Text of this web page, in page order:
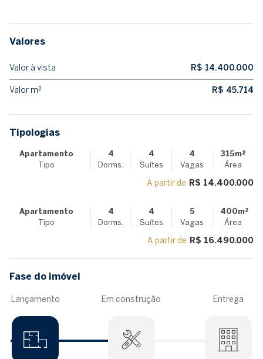
Valores
Valor à vista R$ 14.400.000
Valor m² R$ 45.714
Tipologias
Apartamento
Tipo
4
Dorms.
4
Suítes
4
Vagas
315m²
Área
A partir de R$ 14.400.000
Apartamento
Tipo
4
Dorms.
4
Suítes
5
Vagas
400m²
Área
A partir de R$ 16.490.000
Fase do imóvel
Lançamento Em construção Entrega